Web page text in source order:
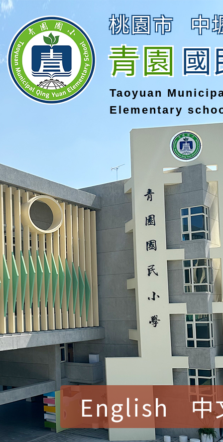
桃園市 中
青園國
Taoyuan
Elementary
English 中
賀！本校參加桃園市中